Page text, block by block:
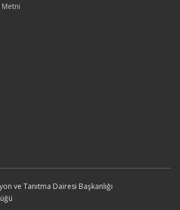
Metni
ve Tanıtma Dairesi Başkanlığı